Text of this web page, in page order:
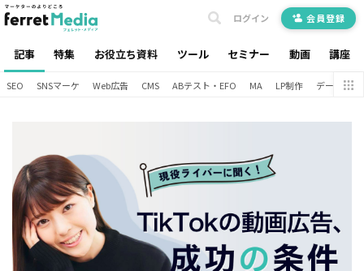
記事 特集 お役立ち資料 ツール セミナー 動画 講座
ログイン 会員登録
SEO SNSマーケ Web広告 CMS ABテスト・EFO MA LP制作 データ分析